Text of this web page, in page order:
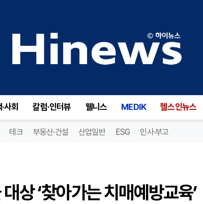
사회 칼럼·인터뷰 웰니스 MEDIK 헬스인뉴스
테크 부동산·건설 산업일반 ESG 인사·부고
상 ‘찾아가는 치매예방교육’